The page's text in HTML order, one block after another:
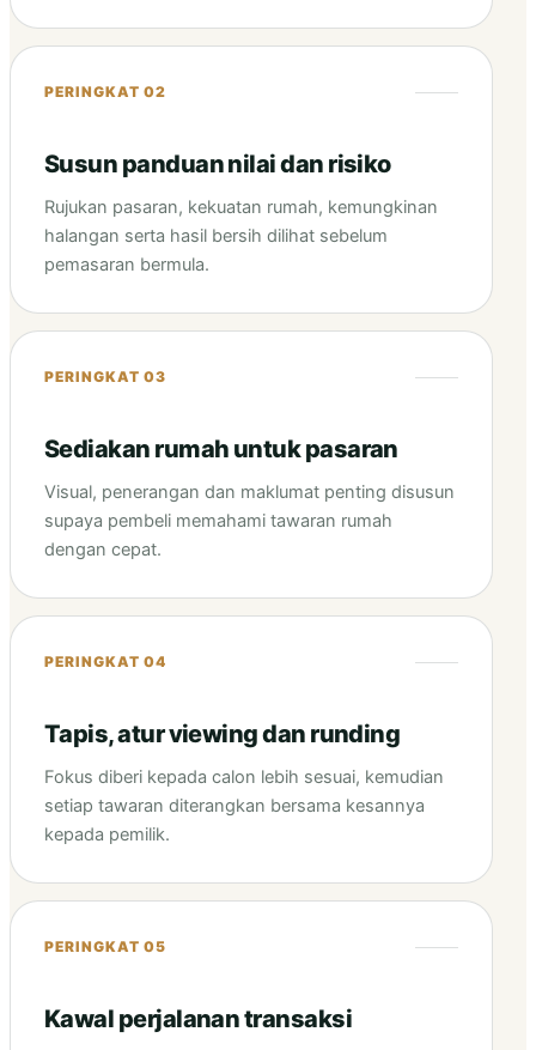
PERINGKAT 02
Susun panduan nilai dan risiko
Rujukan pasaran, kekuatan rumah, kemungkinan
halangan serta hasil bersih dilihat sebelum
pemasaran bermula.
PERINGKAT 03
Sediakan rumah untuk pasaran
Visual, penerangan dan maklumat penting disusun
supaya pembeli memahami tawaran rumah
dengan cepat.
PERINGKAT 04
Tapis, atur viewing dan runding
Fokus diberi kepada calon lebih sesuai, kemudian
setiap tawaran diterangkan bersama kesannya
kepada pemilik.
PERINGKAT 05
Kawal perjalanan transaksi